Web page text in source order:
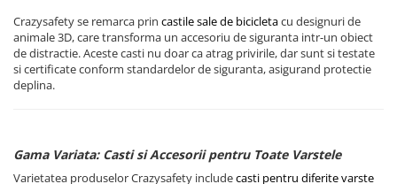
Crazysafety se remarca prin castile sale de bicicletacu designuri de
animale 3D, care transforma un accesoriu de siguranta intr-un obiect
de distractie. Aceste casti nu doar ca atrag privirile, dar sunt si testate
si certificate conform standardelor de siguranta, asigurand protectie
deplina.
Gama Variata: Casti si Accesorii pentru Toate Varstele
Varietatea produselor Crazysafety includecasti pentru diferite varste